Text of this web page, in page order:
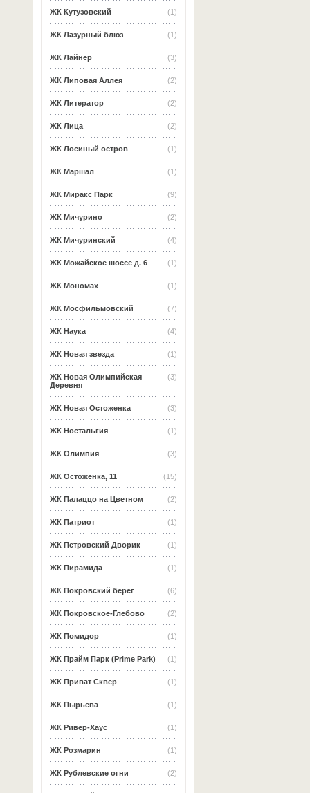
(1)
ЖК Кутузовский
(1)
ЖК Лазурный блюз
(3)
ЖК Лайнер
(2)
ЖК Липовая Аллея
(2)
ЖК Литератор
(2)
ЖК Лица
(1)
ЖК Лосиный остров
(1)
ЖК Маршал
(9)
ЖК Миракс Парк
(2)
ЖК Мичурино
(4)
ЖК Мичуринский
(1)
ЖК Можайское шоссе д. 6
(1)
ЖК Мономах
(7)
ЖК Мосфильмовский
(4)
ЖК Наука
(1)
ЖК Новая звезда
(3)
ЖК Новая Олимпийская
Деревня
(3)
ЖК Новая Остоженка
(1)
ЖК Ностальгия
(3)
ЖК Олимпия
(15)
ЖК Остоженка, 11
(2)
ЖК Палаццо на Цветном
(1)
ЖК Патриот
(1)
ЖК Петровский Дворик
(1)
ЖК Пирамида
(6)
ЖК Покровский берег
(2)
ЖК Покровское-Глебово
(1)
ЖК Помидор
(1)
ЖК Прайм Парк (Prime Park)
(1)
ЖК Приват Сквер
(1)
ЖК Пырьева
(1)
ЖК Ривер-Хаус
(1)
ЖК Розмарин
(2)
ЖК Рублевские огни